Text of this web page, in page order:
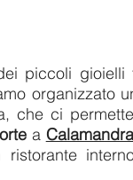
piccoli
organizzato
che ci
a